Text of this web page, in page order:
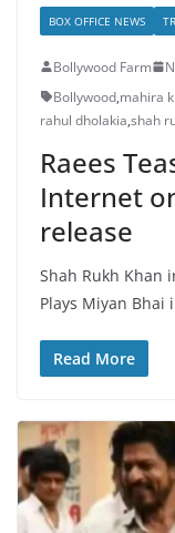
BOX OFFICE NEWS
Bollywood Farm
Bollywood,mahira
rahul dholakia,shah
Raees
Internet
release
Shah Rukh Khan
Plays Miyan Bhai
Read More